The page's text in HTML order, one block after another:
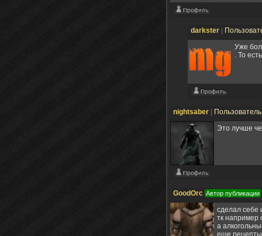
darkster
Уже
. То
nightsaber
Это лучше
GoodOrc Автор публикации
сделал себе
тк например
а
еще рецепты